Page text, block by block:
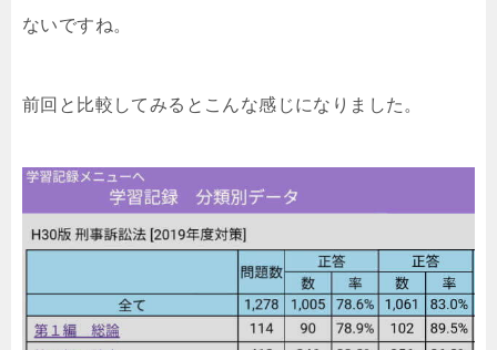
ないですね。
前回と比較してみるとこんな感じになりました。